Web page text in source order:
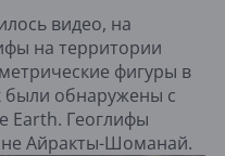
видео, на
на территории
фигуры в
были обнаружены с
Геоглифы
Айракты-Шоманай.